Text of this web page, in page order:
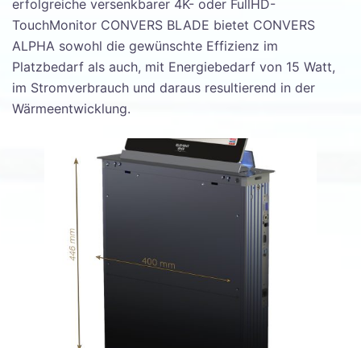
erfolgreiche versenkbarer 4K- oder FullHD-
TouchMonitor CONVERS BLADE bietet CONVERS
ALPHA sowohl die gewünschte Effizienz im
Platzbedarf als auch, mit Energiebedarf von 15 Watt,
im Stromverbrauch und daraus resultierend in der
Wärmeentwicklung.